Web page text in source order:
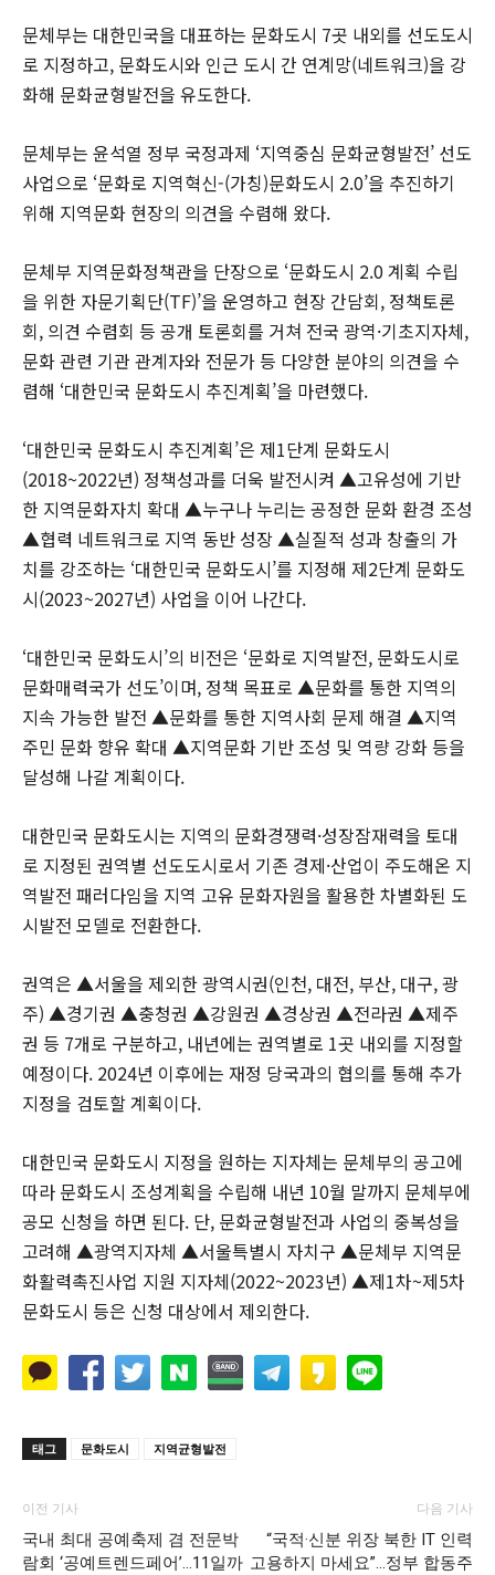
문체부는 대한민국을 대표하는 문화도시 7곳 내외를 선도도시
로 지정하고, 문화도시와 인근 도시 간 연계망(네트워크)을 강
화해 문화균형발전을 유도한다.
문체부는 윤석열 정부 국정과제 ‘지역중심 문화균형발전’ 선도
사업으로 ‘문화로 지역혁신-(가칭)문화도시 2.0’을 추진하기
위해 지역문화 현장의 의견을 수렴해 왔다.
문체부 지역문화정책관을 단장으로 ‘문화도시 2.0 계획 수립
을 위한 자문기획단(TF)’을 운영하고 현장 간담회, 정책토론
회, 의견 수렴회 등 공개 토론회를 거쳐 전국 광역·기초지자체,
문화 관련 기관 관계자와 전문가 등 다양한 분야의 의견을 수
렴해 ‘대한민국 문화도시 추진계획’을 마련했다.
‘대한민국 문화도시 추진계획’은 제1단계 문화도시
(2018~2022년) 정책성과를 더욱 발전시켜 ▲고유성에 기반
한 지역문화자치 확대 ▲누구나 누리는 공정한 문화 환경 조성
▲협력 네트워크로 지역 동반 성장 ▲실질적 성과 창출의 가
치를 강조하는 ‘대한민국 문화도시’를 지정해 제2단계 문화도
시(2023~2027년) 사업을 이어 나간다.
‘대한민국 문화도시’의 비전은 ‘문화로 지역발전, 문화도시로
문화매력국가 선도’이며, 정책 목표로 ▲문화를 통한 지역의
지속 가능한 발전 ▲문화를 통한 지역사회 문제 해결 ▲지역
주민 문화 향유 확대 ▲지역문화 기반 조성 및 역량 강화 등을
달성해 나갈 계획이다.
대한민국 문화도시는 지역의 문화경쟁력·성장잠재력을 토대
로 지정된 권역별 선도도시로서 기존 경제·산업이 주도해온 지
역발전 패러다임을 지역 고유 문화자원을 활용한 차별화된 도
시발전 모델로 전환한다.
권역은 ▲서울을 제외한 광역시권(인천, 대전, 부산, 대구, 광
주) ▲경기권 ▲충청권 ▲강원권 ▲경상권 ▲전라권 ▲제주
권 등 7개로 구분하고, 내년에는 권역별로 1곳 내외를 지정할
예정이다. 2024년 이후에는 재정 당국과의 협의를 통해 추가
지정을 검토할 계획이다.
대한민국 문화도시 지정을 원하는 지자체는 문체부의 공고에
따라 문화도시 조성계획을 수립해 내년 10월 말까지 문체부에
공모 신청을 하면 된다. 단, 문화균형발전과 사업의 중복성을
고려해 ▲광역지자체 ▲서울특별시 자치구 ▲문체부 지역문
화활력촉진사업 지원 지자체(2022~2023년) ▲제1차~제5차
문화도시 등은 신청 대상에서 제외한다.
태그 문화도시 지역균형발전
이전 기사
국내 최대 공예축제 겸 전문박
람회 ‘공예트렌드페어’…11일까
다음 기사
“국적·신분 위장 북한 IT 인력
고용하지 마세요”…정부 합동주